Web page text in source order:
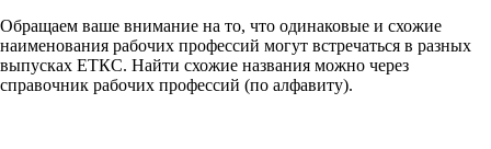
Обращаем ваше внимание на то, что одинаковые и схожие
наименования рабочих профессий могут встречаться в разных
выпусках ЕТКС. Найти схожие названия можно через
справочник рабочих профессий (по алфавиту).